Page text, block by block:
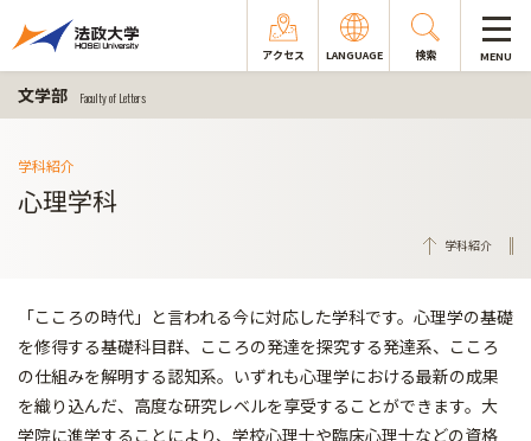
アクセス LANGUAGE 検索 MENU
文学部 Faculty of Letters
学科紹介
心理学科
学科紹介
「こころの時代」と言われる今に対応した学科です。心理学の基礎
を修得する基礎科目群、こころの発達を探究する発達系、こころ
の仕組みを解明する認知系。いずれも心理学における最新の成果
を織り込んだ、高度な研究レベルを享受することができます。大
学院に進学することにより、学校心理士や臨床心理士などの資格